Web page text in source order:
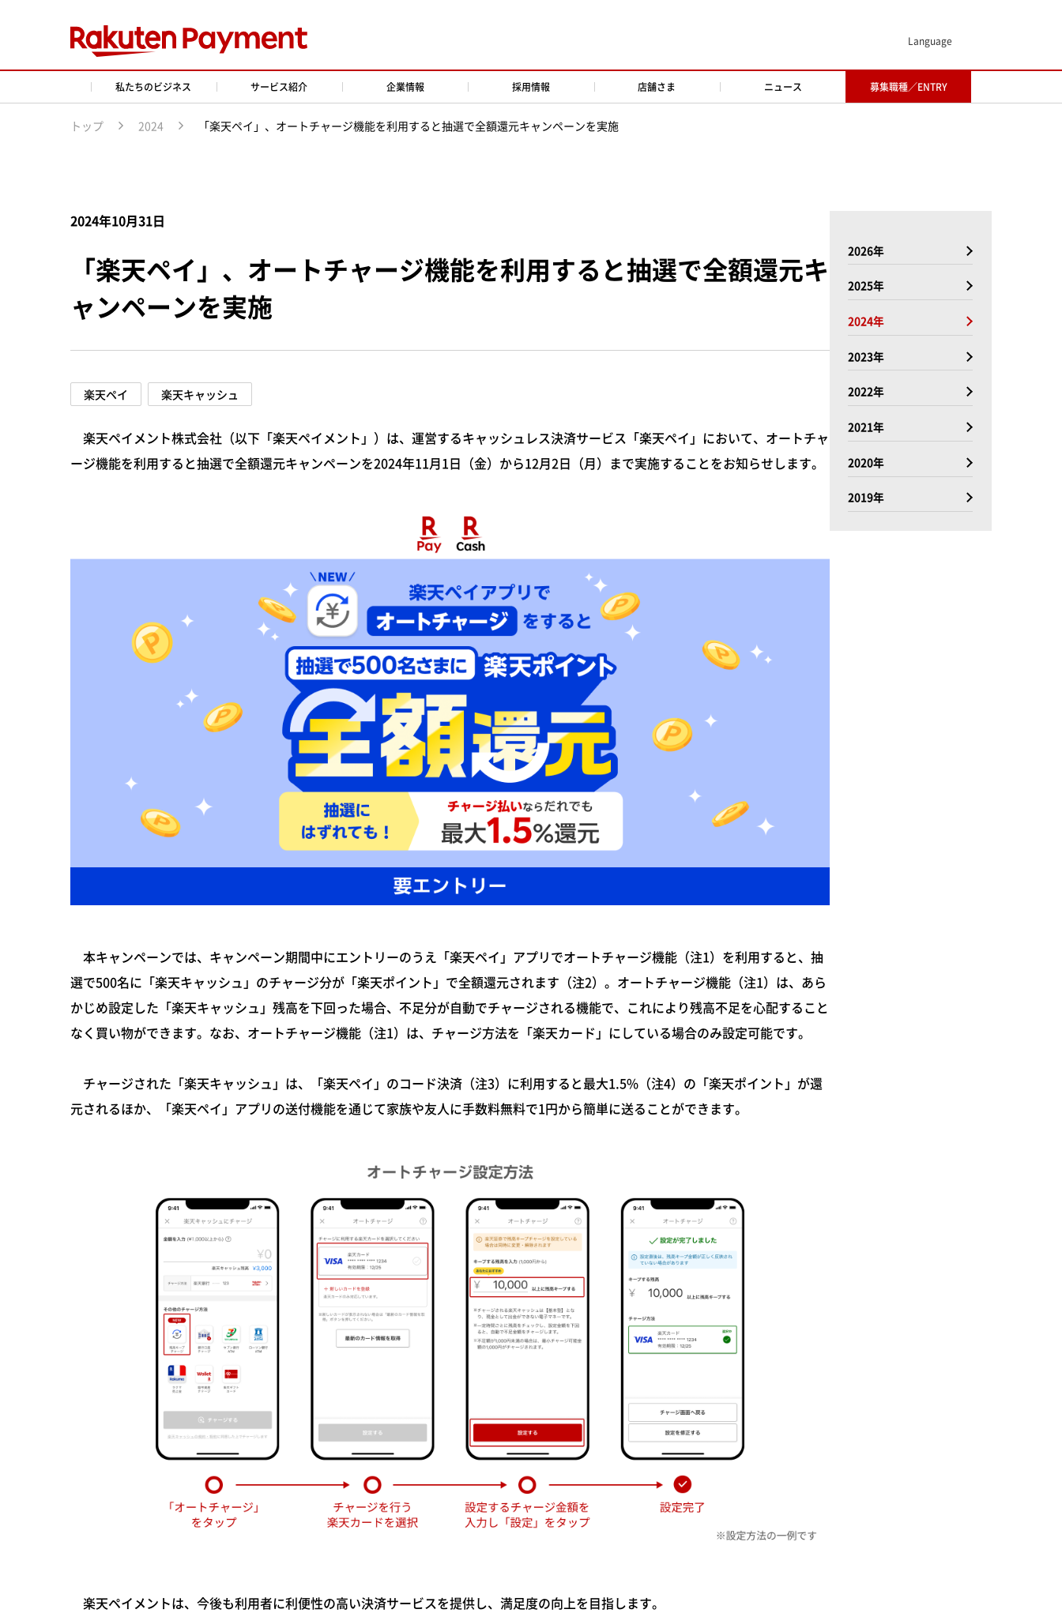
Language
私たちのビジネス サービス紹介 企業情報 採用情報 店舗さま ニュース 募集職種／ENTRY
トップ 2024 「楽天ペイ」、オートチャージ機能を利用すると抽選で全額還元キャンペーンを実施
2024年10月31日
「楽天ペイ」、オートチャージ機能を利用すると抽選で全額還元キ
ャンペーンを実施
楽天ペイ 楽天キャッシュ
楽天ペイメント株式会社（以下「楽天ペイメント」）は、運営するキャッシュレス決済サービス「楽天ペイ」において、オートチャ
ージ機能を利用すると抽選で全額還元キャンペーンを2024年11月1日（金）から12月2日（月）まで実施することをお知らせします。
本キャンペーンでは、キャンペーン期間中にエントリーのうえ「楽天ペイ」アプリでオートチャージ機能（注1）を利用すると、抽
選で500名に「楽天キャッシュ」のチャージ分が「楽天ポイント」で全額還元されます（注2）。オートチャージ機能（注1）は、あら
かじめ設定した「楽天キャッシュ」残高を下回った場合、不足分が自動でチャージされる機能で、これにより残高不足を心配すること
なく買い物ができます。なお、オートチャージ機能（注1）は、チャージ方法を「楽天カード」にしている場合のみ設定可能です。
チャージされた「楽天キャッシュ」は、「楽天ペイ」のコード決済（注3）に利用すると最大1.5%（注4）の「楽天ポイント」が還
元されるほか、「楽天ペイ」アプリの送付機能を通じて家族や友人に手数料無料で1円から簡単に送ることができます。
楽天ペイメントは、今後も利用者に利便性の高い決済サービスを提供し、満足度の向上を目指します。
2026年
2025年
2024年
2023年
2022年
2021年
2020年
2019年